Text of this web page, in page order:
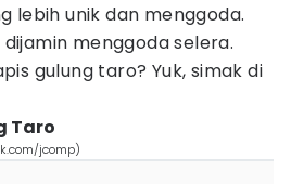
lebih unik dan menggoda.
menggoda selera.
gulung taro? Yuk, simak di
Taro
jcomp)